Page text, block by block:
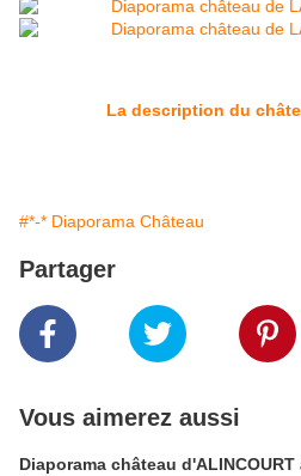
La description du
#*-* Diaporama Château
Partager
Vous aimerez aussi
Diaporama château d'ALINCOURT